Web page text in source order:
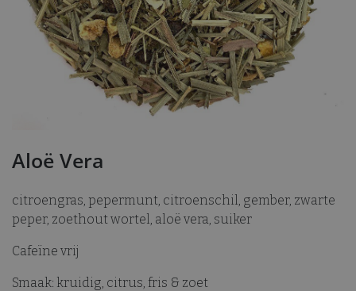
Aloë Vera
citroengras, pepermunt, citroenschil, gember, zwarte
peper, zoethout wortel, aloë vera, suiker
Cafeïne vrij
Smaak: kruidig, citrus, fris & zoet